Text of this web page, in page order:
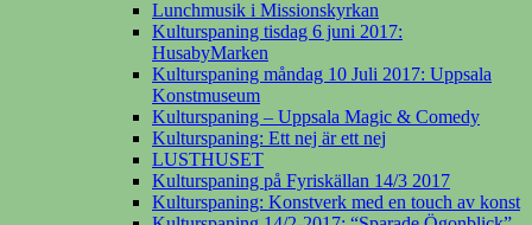
Lunchmusik i Missionskyrkan
Kulturspaning tisdag 6 juni 2017:
HusabyMarken
Kulturspaning måndag 10 Juli 2017: Uppsala
Konstmuseum
Kulturspaning – Uppsala Magic & Comedy
Kulturspaning: Ett nej är ett nej
LUSTHUSET
Kulturspaning på Fyriskällan 14/3 2017
Kulturspaning: Konstverk med en touch av konst